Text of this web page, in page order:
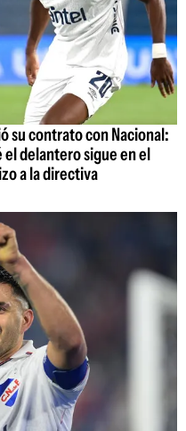
su contrato con Nacional:
delantero sigue en el
a la directiva